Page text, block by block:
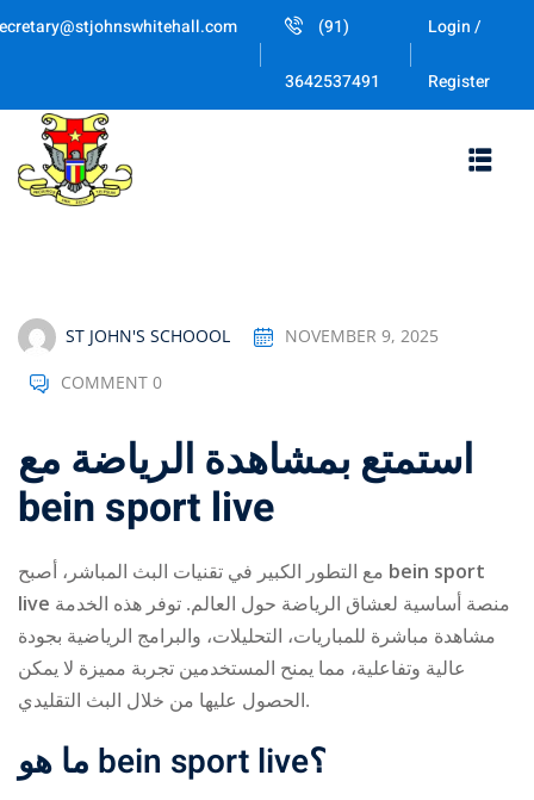
Skip
(91)
3642537491
Login /
Register
ST JOHN'S SCHOOOL NOVEMBER 9, 2025
COMMENT 0
استمتع بمشاهدة الرياضة مع
bein sport live
bein sport
live
مشاهدة مباشرة للمباريات، التحليلات، والبرامج الرياضية بجودة
عالية وتفاعلية، مما يمنح المستخدمين تجربة مميزة لا يمكن
الحصول عليها من خلال البث التقليدي.
bein sport live؟